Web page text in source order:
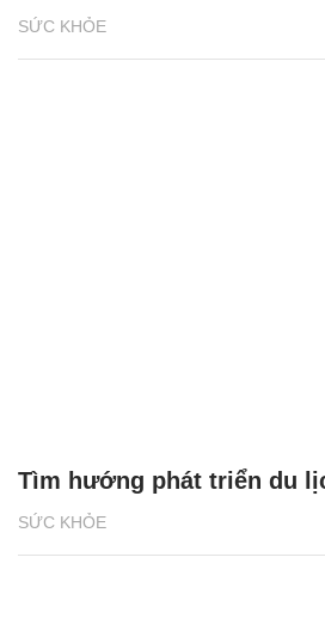
SỨC KHỎE
SỨC KHỎE
Tìm hướng phát triển du